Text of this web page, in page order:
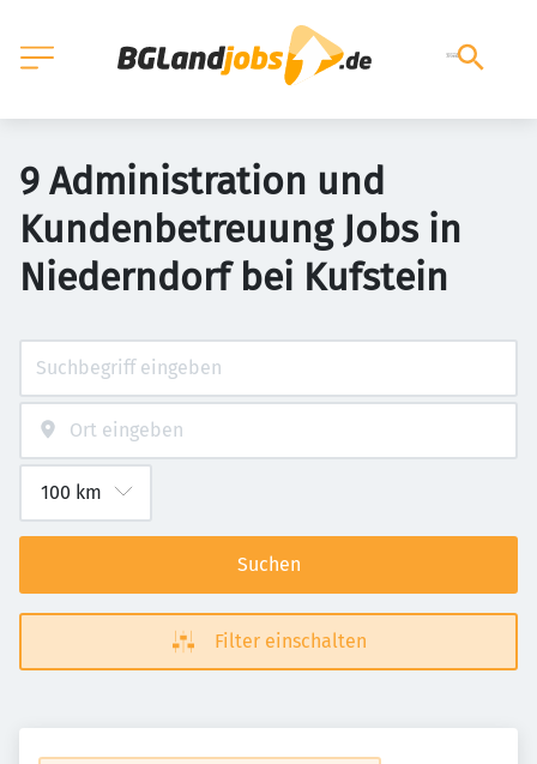
9 Administration und
Kundenbetreuung Jobs in
Niederndorf bei Kufstein
Suchen
Filter einschalten